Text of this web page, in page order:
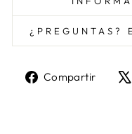
¿PREGUNTAS?
Compartir